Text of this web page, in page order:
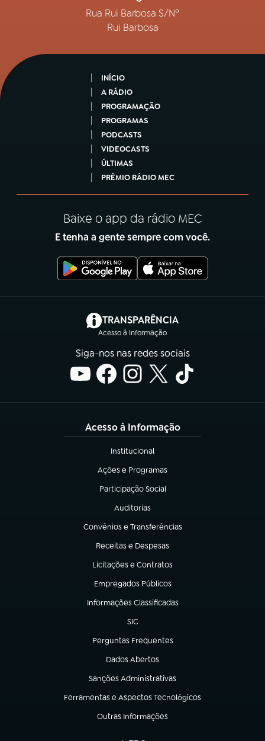
Rua Rui Barbosa S/Nº
Rui Barbosa
INÍCIO
A RÁDIO
PROGRAMAÇÃO
PROGRAMAS
PODCASTS
VIDEOCASTS
ÚLTIMAS
PRÊMIO RÁDIO MEC
Baixe o app da rádio MEC
E tenha a gente sempre com você.
TRANSPARÊNCIA
Acesso à Informação
(abre em nova aba)
Siga-nos nas redes sociais
Acesso à Informação
Institucional
(abre em nova aba)
Ações e Programas
(abre em nova aba)
Participação Social
(abre em nova aba)
Auditorias
(abre em nova aba)
Convênios e Transferências
(abre em nova aba)
Receitas e Despesas
(abre em nova aba)
Licitações e Contratos
(abre em nova aba)
Empregados Públicos
(abre em nova aba)
Informações Classificadas
(abre em nova aba)
SIC
(abre em nova aba)
Perguntas Frequentes
(abre em nova aba)
Dados Abertos
(abre em nova aba)
Sanções Administrativas
(abre em nova aba)
Ferramentas e Aspectos Tecnológicos
(abre em nova aba)
Outras Informações
(abre em nova aba)